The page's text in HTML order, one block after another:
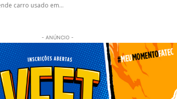
carro usado em...
- ANÚNCIO -